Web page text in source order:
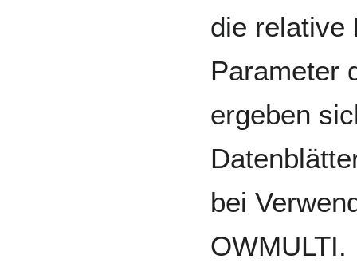
die relative
Parameter
ergeben
bei
OWMULTI.